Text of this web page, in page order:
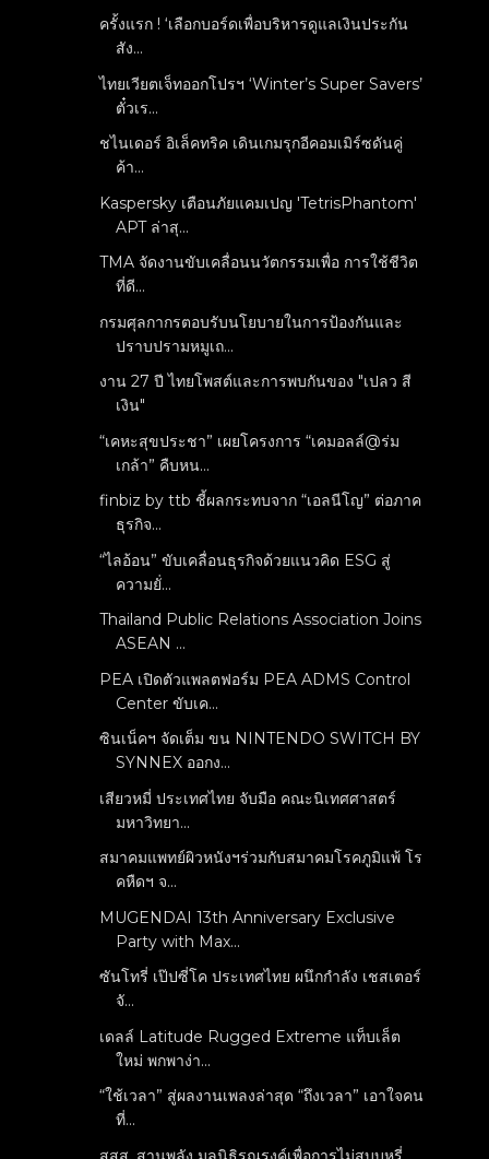
ครั้งแรก ! ‘เลือกบอร์ดเพื่อบริหารดูแลเงินประกัน
สัง...
ไทยเวียตเจ็ทออกโปรฯ ‘Winter’s Super Savers’
ตั๋วเร...
ชไนเดอร์ อิเล็คทริค เดินเกมรุกอีคอมเมิร์ซดันคู่
ค้า...
Kaspersky เตือนภัยแคมเปญ 'TetrisPhantom'
APT ล่าสุ...
TMA จัดงานขับเคลื่อนนวัตกรรมเพื่อ การใช้ชีวิต
ที่ดี...
กรมศุลกากรตอบรับนโยบายในการป้องกันและ
ปราบปรามหมูเถ...
งาน 27 ปี ไทยโพสต์และการพบกันของ "เปลว สี
เงิน"
“เคหะสุขประชา” เผยโครงการ “เคมอลล์@ร่ม
เกล้า” คืบหน...
finbiz by ttb ชี้ผลกระทบจาก “เอลนีโญ” ต่อภาค
ธุรกิจ...
“ไลอ้อน” ขับเคลื่อนธุรกิจด้วยแนวคิด ESG สู่
ความยั่...
Thailand Public Relations Association Joins
ASEAN ...
PEA เปิดตัวแพลตฟอร์ม PEA ADMS Control
Center ขับเค...
ซินเน็คฯ จัดเต็ม ขน NINTENDO SWITCH BY
SYNNEX ออกง...
เสียวหมี่ ประเทศไทย จับมือ คณะนิเทศศาสตร์
มหาวิทยา...
สมาคมแพทย์ผิวหนังฯร่วมกับสมาคมโรคภูมิแพ้ โร
คหืดฯ จ...
MUGENDAI 13th Anniversary Exclusive
Party with Max...
ซันโทรี่ เป๊ปซี่โค ประเทศไทย ผนึกกำลัง เชสเตอร์
จั...
เดลล์ Latitude Rugged Extreme แท็บเล็ต
ใหม่ พกพาง่า...
“ใช้เวลา” สู่ผลงานเพลงล่าสุด “ถึงเวลา” เอาใจคน
ที่...